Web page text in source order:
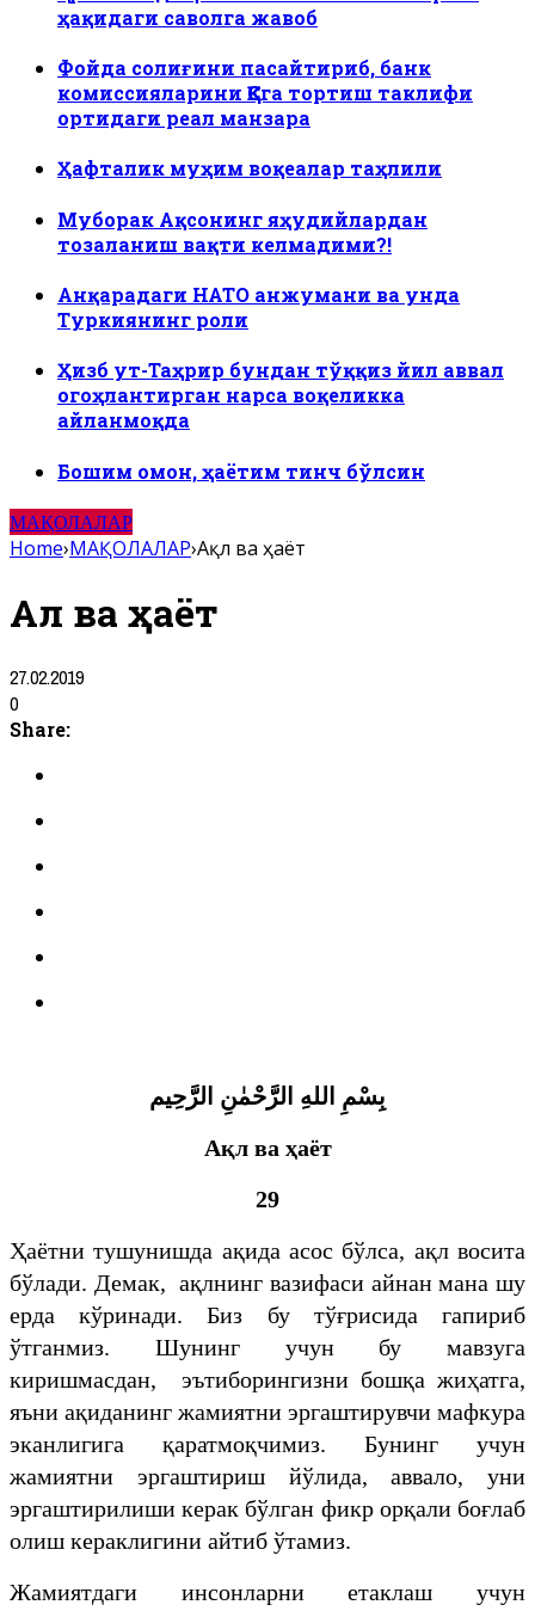
ҳақидаги саволга жавоб
Фойда солиғини пасайтириб, банк
комиссияларини ҚҚСга тортиш таклифи
ортидаги реал манзара
Ҳафталик муҳим воқеалар таҳлили
Муборак Ақсонинг яҳудийлардан
тозаланиш вақти келмадими?!
Анқарадаги НАТО анжумани ва унда
Туркиянинг роли
Ҳизб ут-Таҳрир бундан тўққиз йил аввал
огоҳлантирган нарса воқеликка
айланмоқда
Бошим омон, ҳаётим тинч бўлсин
МАҚОЛАЛАР
Home›МАҚОЛАЛАР›Ақл ва ҳаёт
Ақл ва ҳаёт
27.02.2019
0
Share:
بِسْمِ اللهِ الرَّحْمٰنِ الرَّحِيم
Ақл ва ҳаёт
29
Ҳаётни тушунишда ақида асос бўлса, ақл восита
бўлади. Демак, ақлнинг вазифаси айнан мана шу
ерда кўринади. Биз бу тўғрисида гапириб
ўтганмиз. Шунинг учун бу мавзуга
киришмасдан, эътиборингизни бошқа жиҳатга,
яъни ақиданинг жамиятни эргаштирувчи мафкура
эканлигига қаратмоқчимиз. Бунинг учун
жамиятни эргаштириш йўлида, аввало, уни
эргаштирилиши керак бўлган фикр орқали боғлаб
олиш кераклигини айтиб ўтамиз.
Жамиятдаги инсонларни етаклаш учун